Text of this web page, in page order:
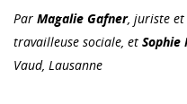
Par Magalie Gafner, juriste et
travailleuse sociale, et Sophie
Vaud, Lausanne